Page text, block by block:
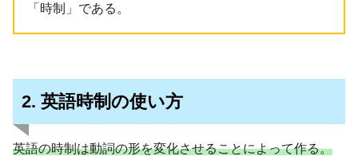
「時制」である。
2. 英語時制の使い方
英語の時制は動詞の形を変化させることによって作る。